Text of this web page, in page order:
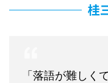
桂
「落語が難しく